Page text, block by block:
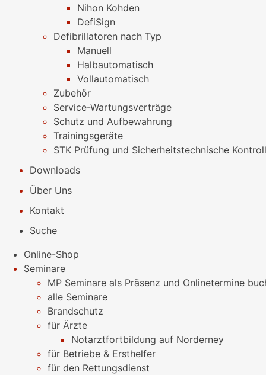
Nihon Kohden
DefiSign
Defibrillatoren nach Typ
Manuell
Halbautomatisch
Vollautomatisch
Zubehör
Service-Wartungsverträge
Schutz und Aufbewahrung
Trainingsgeräte
STK Prüfung und Sicherheitstechnische
Downloads
Über Uns
Kontakt
Suche
Online-Shop
Seminare
MP Seminare als Präsenz und Onlinetermine
alle Seminare
Brandschutz
für Ärzte
Notarztfortbildung auf Norderney
für Betriebe & Ersthelfer
für den Rettungsdienst